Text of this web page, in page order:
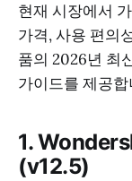
현재 시장에서
가격, 사용 편의
품의 2026년 최
가이드를 제공합
1.
(v12.5)